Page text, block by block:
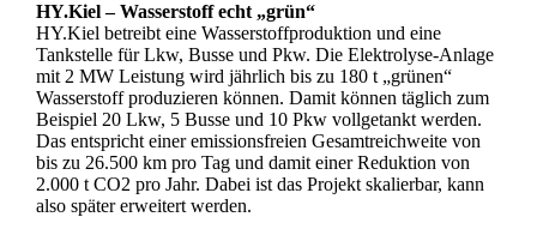
HY.Kiel – Wasserstoff echt „grün“
HY.Kiel betreibt eine Wasserstoffproduktion und eine
Tankstelle für Lkw, Busse und Pkw. Die Elektrolyse-Anlage
mit 2 MW Leistung wird jährlich bis zu 180 t „grünen“
Wasserstoff produzieren können. Damit können täglich zum
Beispiel 20 Lkw, 5 Busse und 10 Pkw vollgetankt werden.
Das entspricht einer emissionsfreien Gesamtreichweite von
bis zu 26.500 km pro Tag und damit einer Reduktion von
2.000 t CO2 pro Jahr. Dabei ist das Projekt skalierbar, kann
also später erweitert werden.